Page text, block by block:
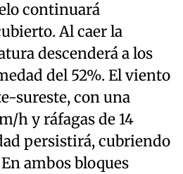
continuará
Al caer la
descenderá a los
del 52%. El viento
sureste, con una
h y ráfagas de 14
persistirá, cubriendo
ambos bloques